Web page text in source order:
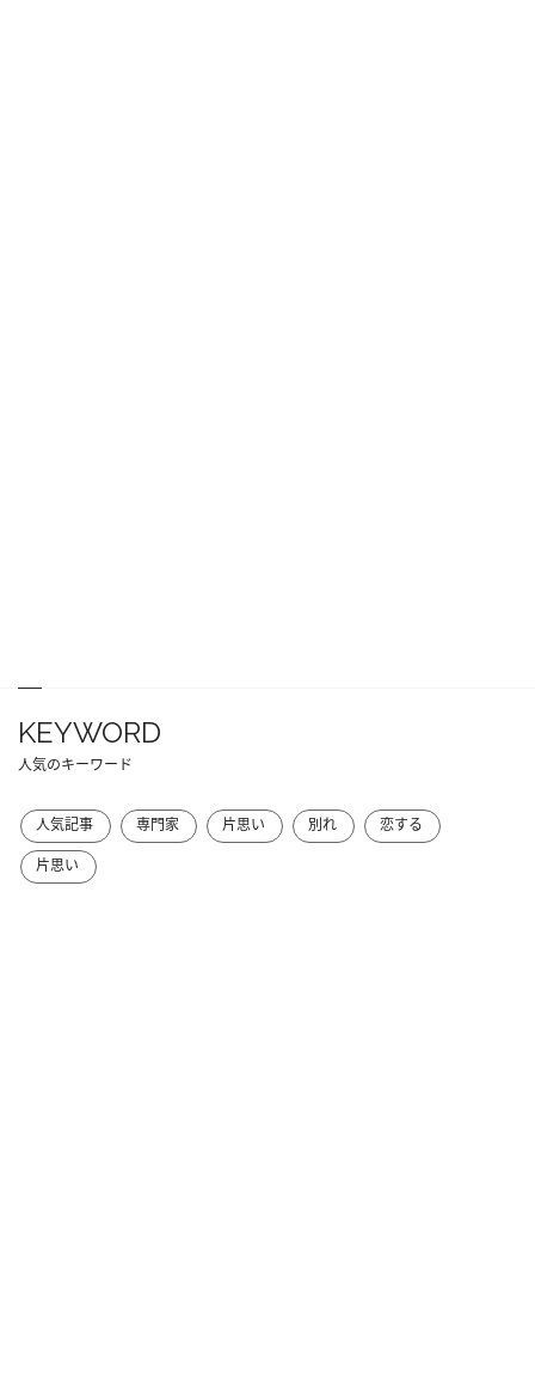
KEYWORD
人気のキーワード
人気記事 専門家 片思い 別れ
恋する
片思い